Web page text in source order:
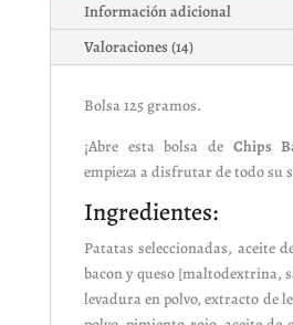
Información adicional
Valoraciones (14)
Bolsa 125 gramos.
¡Abre esta bolsa de Chips
empieza a disfrutar de todo su
Ingredientes:
Patatas seleccionadas, aceite
bacon y queso [maltodextrina,
levadura en polvo, extracto de